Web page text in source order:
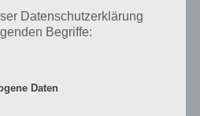
Datenschutzerklärung
Begriffe:
Daten